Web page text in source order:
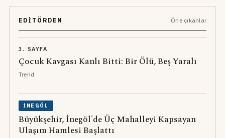
EDITÖRDEN Öne çıkanlar
3. SAYFA
Çocuk Kavgası Kanlı Bitti: Bir Ölü, Beş Yaralı
Trend
İNEGÖL
Büyükşehir, İnegöl'de Üç Mahalleyi Kapsayan
Ulaşım Hamlesi Başlattı